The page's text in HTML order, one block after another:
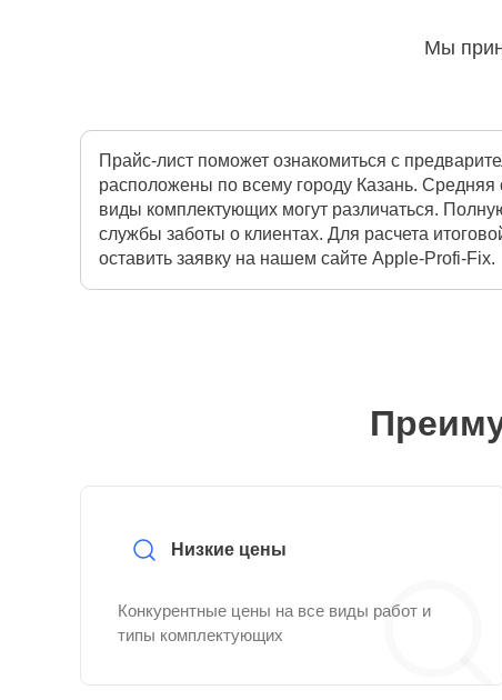
Мы
Прайс-лист поможет ознакомиться с
расположены по всему городу Казань.
виды комплектующих могут различаться.
службы заботы о клиентах. Для расчета
оставить заявку на нашем сайте Apple-Profi-Fix.
Низкие цены
Конкурентные цены на все виды работ и
типы комплектующих